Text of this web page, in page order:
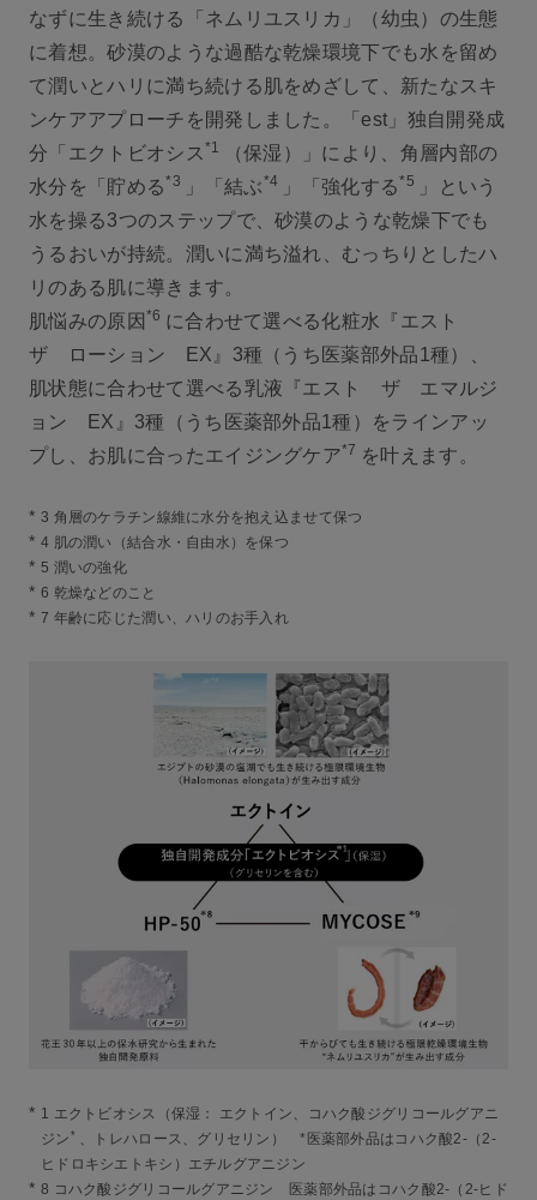
なずに生き続ける「ネムリユスリカ」（幼虫）の生態
に着想。砂漠のような過酷な乾燥環境下でも水を留め
て潤いとハリに満ち続ける肌をめざして、新たなスキ
ンケアアプローチを開発しました。「est」独自開発成
分「エクトビオシス *1
（保湿）」により、角層内部の
水分を「貯める*3 」「結ぶ*4 」「強化する*5
」という
水を操る3つのステップで、砂漠のような乾燥下でも
うるおいが持続。潤いに満ち溢れ、むっちりとしたハ
リのある肌に導きます。
肌悩みの原因 *6 に合わせて選べる化粧水『エスト
ザ ローション EX』3種（うち医薬部外品1種）、
肌状態に合わせて選べる乳液『エスト ザ エマルジ
ョン EX』3種（うち医薬部外品1種）をラインアッ
プし、お肌に合ったエイジングケア*7 を叶えます。
* 3 角層のケラチン線維に水分を抱え込ませて保つ
* 4 肌の潤い（結合水・自由水）を保つ
* 5 潤いの強化
* 6 乾燥などのこと
* 7 年齢に応じた潤い、ハリのお手入れ
* 1 エクトビオシス（保湿： エクトイン、コハク酸ジグリコールグアニ
ジン * 、トレハロース、グリセリン） *医薬部外品はコハク酸2-（2-
ヒドロキシエトキシ）エチルグアニジン
* 8 コハク酸ジグリコールグアニジン 医薬部外品はコハク酸2-（2-ヒド